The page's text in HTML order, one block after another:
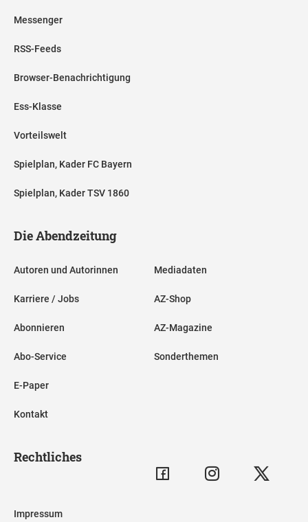
Messenger
RSS-Feeds
Browser-Benachrichtigung
Ess-Klasse
Vorteilswelt
Spielplan, Kader FC Bayern
Spielplan, Kader TSV 1860
Die Abendzeitung
Autoren und Autorinnen
Karriere / Jobs
Abonnieren
Abo-Service
E-Paper
Kontakt
Mediadaten
AZ-Shop
AZ-Magazine
Sonderthemen
Rechtliches
Impressum